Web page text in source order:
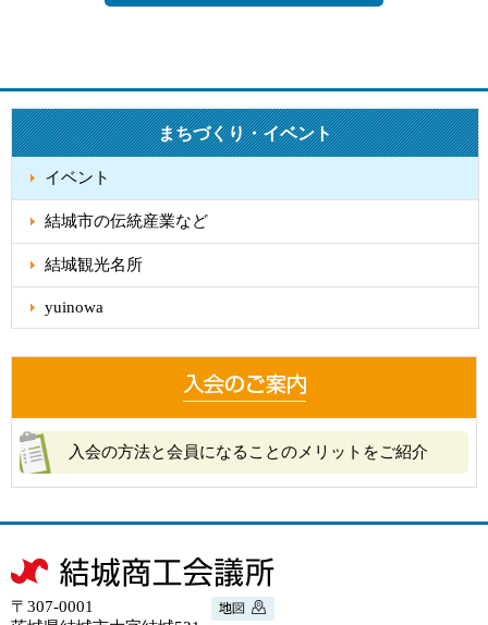
まちづくり・イベント
イベント
結城市の伝統産業など
結城観光名所
yuinowa
入会の方法と会員になることのメリットをご紹介
〒307-0001